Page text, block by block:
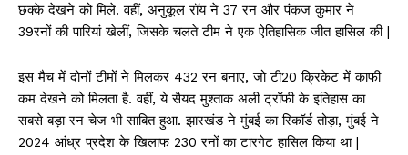
छक्के देखने को मिले. वहीं, अनुकूल रॉय ने 37 रन और पंकज कुमार ने
39रनों की पारियां खेलीं, जिसके चलते टीम ने एक ऐतिहासिक जीत हासिल की |
इस मैच में दोनों टीमों ने मिलकर 432 रन बनाए, जो टी20 क्रिकेट में काफी
कम देखने को मिलता है. वहीं, ये सैयद मुश्ताक अली ट्रॉफी के इतिहास का
सबसे बड़ा रन चेज भी साबित हुआ. झारखंड ने मुंबई का रिकॉर्ड तोड़ा, मुंबई ने
2024 आंध्र प्रदेश के खिलाफ 230 रनों का टारगेट हासिल किया था |